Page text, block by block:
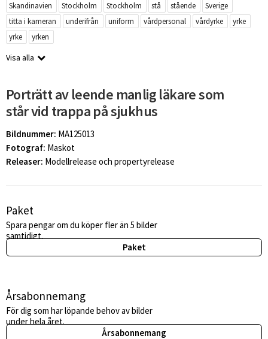
Skandinavien
Stockholm Stockholm stå stående
Sverige
titta i kameran
underifrån uniform vårdpersonal vårdyrke
yrke
yrke
yrken
Visa alla
Porträtt av leende manlig läkare som
står vid trappa på sjukhus
Bildnummer: MA125013
Fotograf: Maskot
Releaser: Modellrelease och propertyrelease
Paket
Spara pengar om du köper fler än 5 bilder
samtidigt.
Paket
Årsabonnemang
För dig som har löpande behov av bilder
under hela året.
Årsabonnemang